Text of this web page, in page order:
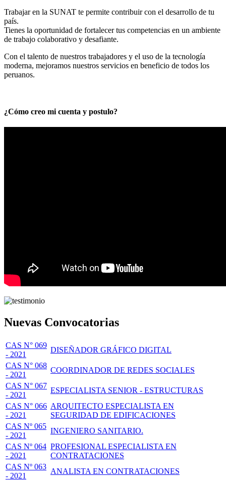
Trabajar en la SUNAT te permite contribuir con el desarrollo de tu
país.
Tienes la oportunidad de fortalecer tus competencias en un ambiente
de trabajo colaborativo y desafiante.
Con el talento de nuestros trabajadores y el uso de la tecnología
moderna, mejoramos nuestros servicios en beneficio de todos los
peruanos.
¿Cómo creo mi cuenta y postulo?
Nuevas Convocatorias
CAS N° 069
- 2021
DISEÑADOR GRÁFICO DIGITAL
CAS N° 068
- 2021
COORDINADOR DE REDES SOCIALES
CAS N° 067
- 2021
ESPECIALISTA SENIOR - ESTRUCTURAS
CAS N° 066
- 2021
ARQUITECTO ESPECIALISTA EN
SEGURIDAD DE EDIFICACIONES
CAS Nº 065
- 2021
INGENIERO SANITARIO.
CAS Nº 064
- 2021
PROFESIONAL ESPECIALISTA EN
CONTRATACIONES
CAS Nº 063
- 2021
ANALISTA EN CONTRATACIONES